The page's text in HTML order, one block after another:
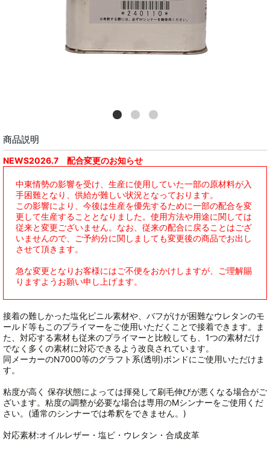
商品説明
NEWS2026.7 配合変更のお知らせ
中東情勢の影響を受け、生産に使用していた一部の原材料が入
手困難となり、供給が難しい状況となっております。
この影響により、今後は生産を優先するために一部の配合を変
更して生産することとなりました。使用方法や用途に関しては
従来と変更ございません。なお、従来の配合に戻ることはござ
いませんので、ご予約分に関しましても変更後の商品でお出し
させて頂きます。
急な変更となりお客様にはご不便をおかけしますが、ご理解賜
りますようお願い申し上げます。
接着の難しかった塩化ビニル素材や、バフがけが困難なウレタンのモ
ールド等もこのプライマーをご使用いただくことで接着できます。ま
た、対応する素材も従来のプライマーと比較しても、1つの素材だけ
でなく多くの素材に対応できるよう改良されています。
同メーカーのN7000等のグラフト系(透明)ボンドにご使用いただけま
す。
粘度が高く 保存状態によっては揮発して刷毛伸びが悪くなる場合がご
ざいます。粘度の調整が必要な場合は専用のMシンナーをご使用くだ
さい。(通常のシンナーでは希釈をできません。)
対応素材:オイルレザー・塩ビ・ウレタン・合成皮革